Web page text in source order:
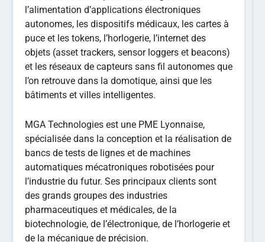
l’alimentation d’applications électroniques
autonomes, les dispositifs médicaux, les cartes à
puce et les tokens, l’horlogerie, l’internet des
objets (asset trackers, sensor loggers et beacons)
et les réseaux de capteurs sans fil autonomes que
l’on retrouve dans la domotique, ainsi que les
bâtiments et villes intelligentes.
MGA Technologies est une PME Lyonnaise,
spécialisée dans la conception et la réalisation de
bancs de tests de lignes et de machines
automatiques mécatroniques robotisées pour
l’industrie du futur. Ses principaux clients sont
des grands groupes des industries
pharmaceutiques et médicales, de la
biotechnologie, de l’électronique, de l’horlogerie et
de la mécanique de précision.